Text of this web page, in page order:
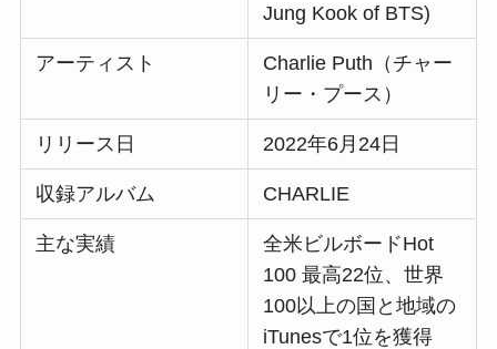
Jung Kook of BTS)
アーティスト
Charlie Puth（チャー
リー・プース）
リリース日 2022年6月24日
収録アルバム CHARLIE
主な実績
全米ビルボードHot
100 最高22位、世界
100以上の国と地域の
iTunesで1位を獲得